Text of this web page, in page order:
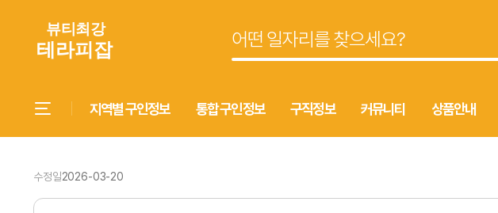
지역별 구인정보 통합 구인정보 구직정보 커뮤니티 상품안내
수정일2026-03-20